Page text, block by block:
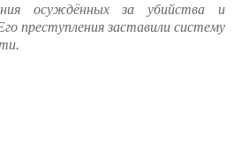
осуждённых за убийства и
преступления заставили систему